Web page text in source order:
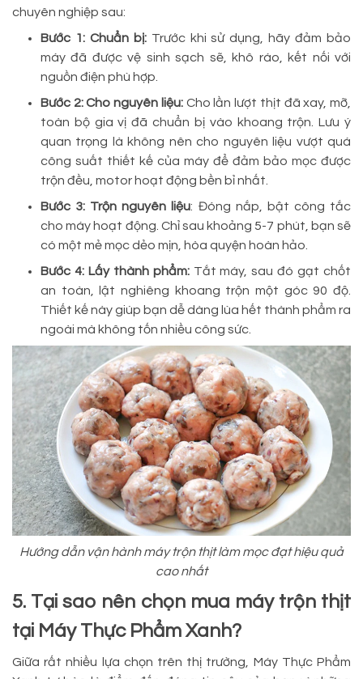
chuyên nghiệp sau:
Bước 1: Chuẩn bị: Trước khi sử dụng, hãy đảm bảo
máy đã được vệ sinh sạch sẽ, khô ráo, kết nối với
nguồn điện phù hợp.
Bước 2: Cho nguyên liệu:Cho lần lượt thịt đã xay, mỡ,
toàn bộ gia vị đã chuẩn bị vào khoang trộn. Lưu ý
quan trọng là không nên cho nguyên liệu vượt quá
công suất thiết kế của máy để đảm bảo mọc được
trộn đều, motor hoạt động bền bỉ nhất.
Bước 3: Trộn nguyên liệu: Đóng nắp, bật công tắc
cho máy hoạt động. Chỉ sau khoảng 5-7 phút, bạn sẽ
có một mẻ mọc dẻo mịn, hòa quyện hoàn hảo.
Bước 4: Lấy thành phẩm:Tắt máy, sau đó gạt chốt
an toàn, lật nghiêng khoang trộn một góc 90 độ.
Thiết kế này giúp bạn dễ dàng lùa hết thành phẩm ra
ngoài mà không tốn nhiều công sức.
Hướng dẫn vận hành máy trộn thịt làm mọc đạt hiệu quả
cao nhất
5. Tại sao nên chọn mua máy trộn thịt
tại Máy Thực Phẩm Xanh?
Giữa rất nhiều lựa chọn trên thị trường, Máy Thực Phẩm